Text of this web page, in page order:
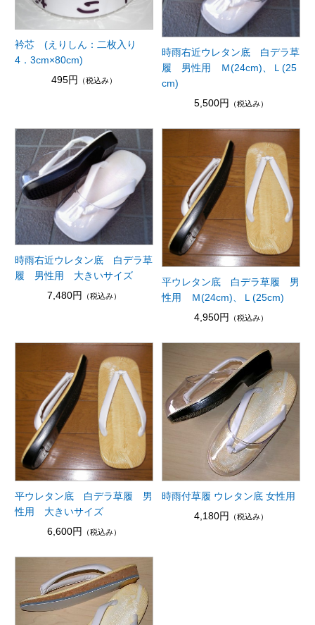
衿芯 (えりしん：二枚入り
4．3cm×80cm)
495円
（税込み）
時雨右近ウレタン底 白デラ草
履 男性用 Ｍ(24cm)、Ｌ(25
cm)
5,500円
（税込み）
時雨右近ウレタン底 白デラ草
履 男性用 大きいサイズ
7,480円
（税込み）
平ウレタン底 白デラ草履 男
性用 Ｍ(24cm)、Ｌ(25cm)
4,950円
（税込み）
平ウレタン底 白デラ草履 男
性用 大きいサイズ
6,600円
（税込み）
時雨付草履 ウレタン底 女性用
4,180円
（税込み）